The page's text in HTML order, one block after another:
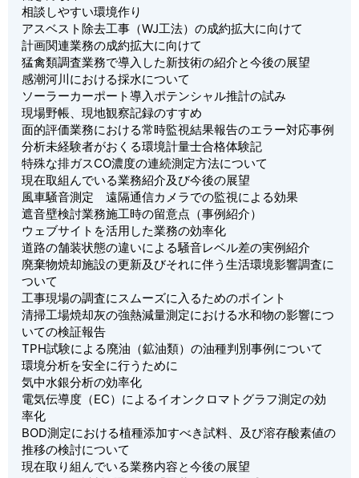
相談しやすい環境作り
アスベスト除去工事（WJ工法）の成約拡大に向けて
計画関連業務の成約拡大に向けて
猛禽類調査業務で導入した新技術の紹介と今後の展望
感潮河川における採水について
ソーラーカーポート導入ポテンシャル推計の試み
現場野帳、現地観察記録のすすめ
面的評価業務における常時監視結果報告のエラー対応事例
分析未経験者がおくる環境計量士合格体験記
特殊な排ガスCO濃度の連続測定方法について
現在取組んでいる業務紹介及び今後の展望
風車騒音測定 遠隔通信カメラでの監視による効果
遮音壁検討業務施工時の留意点（事例紹介）
ウェブサイトを活用した業務の効率化
道路の舗装状態の違いによる騒音レベル差の実例紹介
廃棄物焼却施設の更新及びそれに伴う生活環境影響調査に
ついて
工事現場の調査にスムーズに入るためのポイント
清掃工場焼却灰の強熱減量測定における水和物の影響につ
いての検証報告
TPH試験による廃油（鉱油類）の油種判別事例について
環境分析を安全に行うために
気中水銀分析の効率化
電気伝導度（EC）によるイオンクロマトグラフ測定の効
率化
BOD測定における植種添加すべき試料、及び溶存酸素値の
推移の検討について
現在取り組んでいる業務内容と今後の展望